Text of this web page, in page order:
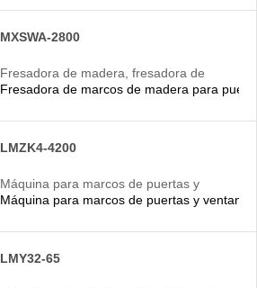
MXSWA-2800
Fresadora de madera, fresadora de
marcos de madera
Fresadora de marcos de madera para
LMZK4-4200
Máquina para marcos de puertas y
ventanas
Máquina para marcos de puertas y
LMY32-65